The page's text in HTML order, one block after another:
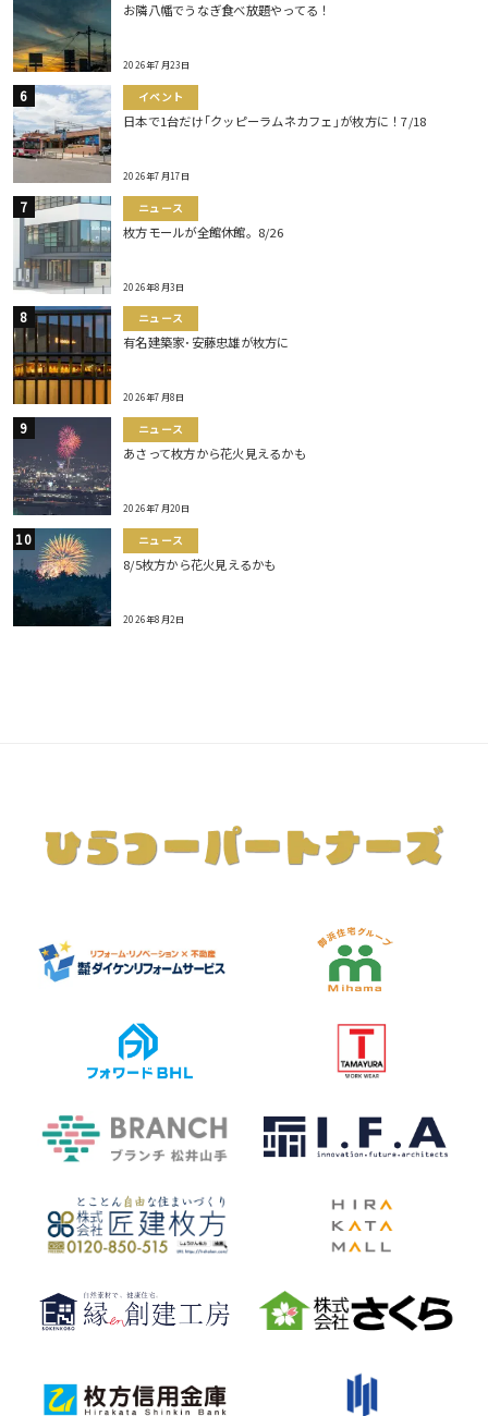
お隣八幡でうなぎ食べ放題やってる！
2026年7月23日
イベント
日本で1台だけ｢クッピーラムネカフェ｣が枚方に！7/18
2026年7月17日
ニュース
枚方モールが全館休館。8/26
2026年8月3日
ニュース
有名建築家･安藤忠雄が枚方に
2026年7月8日
ニュース
あさって枚方から花火見えるかも
2026年7月20日
ニュース
8/5枚方から花火見えるかも
2026年8月2日